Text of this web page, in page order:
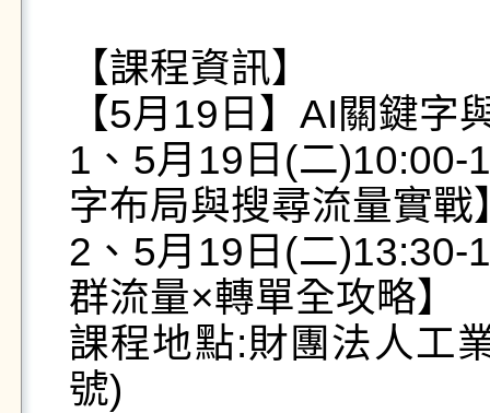
【課程資訊】
【5月19日】AI關鍵字
1、5月19日(二)10:00-
字布局與搜尋流量實戰
2、5月19日(二)13:30-
群流量×轉單全攻略】
課程地點:財團法人工
號)